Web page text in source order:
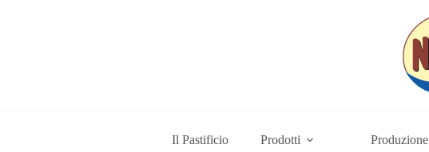
Il Pastificio Prodotti Produzione